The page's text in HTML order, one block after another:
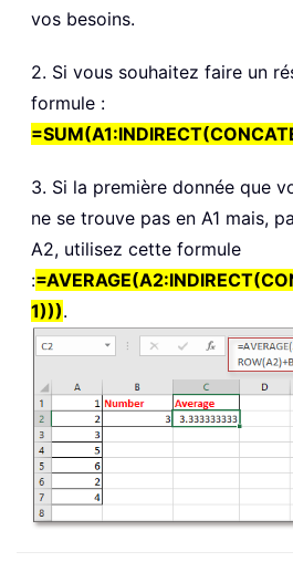
vos besoins.
2. Si vous souhaitez faire un
formule :
3. Si la première donnée que
ne se trouve pas en A1 mais,
A2, utilisez cette formule
:
1))).